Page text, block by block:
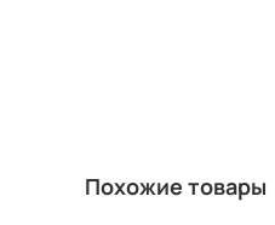
Похожие товары